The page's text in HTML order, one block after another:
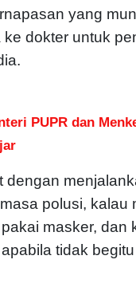
yang
dokter untuk
PUPR dan
dengan
polusi, kalau
masker, dan
tidak